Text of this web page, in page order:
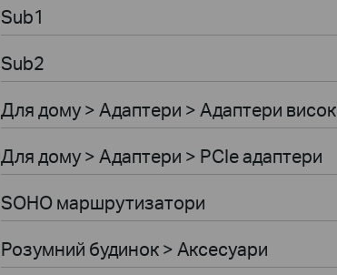
Sub1
Sub2
Для дому > Адаптери > Адаптери
Для дому > Адаптери > PCIe адаптери
SOHO маршрутизатори
Розумний будинок > Аксесуари